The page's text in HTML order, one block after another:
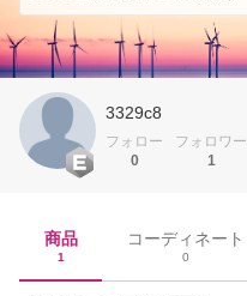
3329c8
フォロー
0
フォロワー
1
商品
1
コーディネート
0